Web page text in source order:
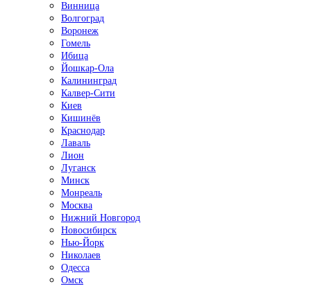
Винница
Волгоград
Воронеж
Гомель
Ибица
Йошкар-Ола
Калининград
Калвер-Сити
Киев
Кишинёв
Краснодар
Лаваль
Лион
Луганск
Минск
Монреаль
Москва
Нижний Новгород
Новосибирск
Нью-Йорк
Николаев
Одесса
Омск